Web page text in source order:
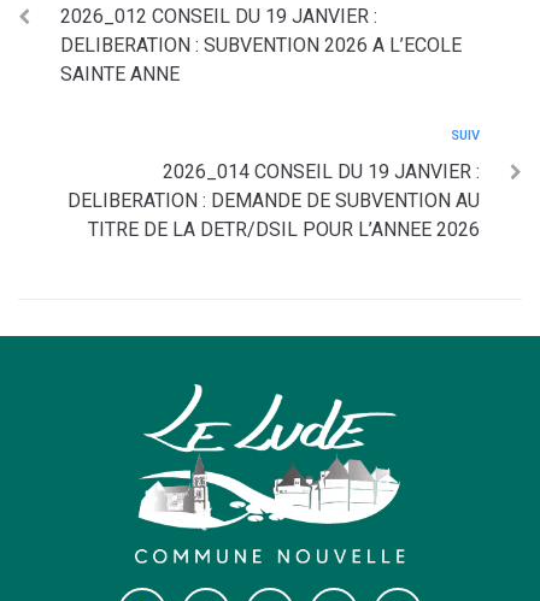
2026_012 CONSEIL DU 19 JANVIER :
DELIBERATION : SUBVENTION 2026 A L’ECOLE
SAINTE ANNE
SUIV
2026_014 CONSEIL DU 19 JANVIER :
DELIBERATION : DEMANDE DE SUBVENTION AU
TITRE DE LA DETR/DSIL POUR L’ANNEE 2026